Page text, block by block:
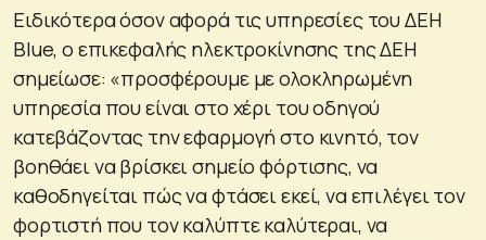
Ειδικότερα όσον αφορά τις υπηρεσίες του ΔΕΗ
Blue, ο επικεφαλής ηλεκτροκίνησης της ΔΕΗ
σημείωσε: «προσφέρουμε με ολοκληρωμένη
υπηρεσία που είναι στο χέρι του οδηγού
κατεβάζοντας την εφαρμογή στο κινητό, τον
βοηθάει να βρίσκει σημείο φόρτισης, να
καθοδηγείται πώς να φτάσει εκεί, να επιλέγει τον
φορτιστή που τον καλύπτε καλύτεραι, να